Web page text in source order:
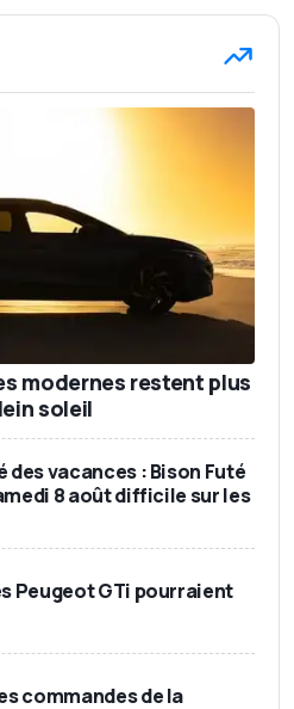
modernes restent plus
soleil
des vacances : Bison Futé
8 août difficile sur les
Peugeot GTi pourraient
commandes de la